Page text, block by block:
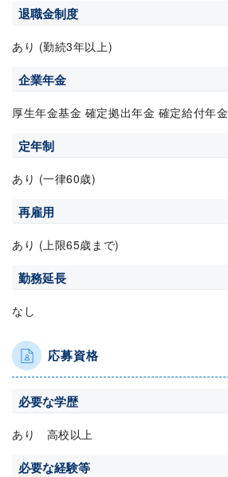
退職金制度
あり (勤続3年以上)
企業年金
厚生年金基金 確定拠出年金 確定給付年金
定年制
あり (一律60歳)
再雇用
あり (上限65歳まで)
勤務延長
なし
応募資格
必要な学歴
あり 高校以上
必要な経験等